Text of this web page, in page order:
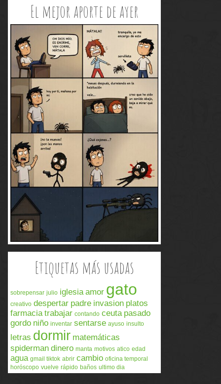
El mejor aporte de ayer
Etiquetas más usadas
sobrepensar julio iglesia amor gato
creativo despertar padre invasion platos
farmacia trabajar contando ceuta pasado
gordo niño inventar sentarse ayuso insulto
letras dormir matemáticas
spiderman dinero manta motivos atico edad
agua gmail tiktok abrir cambio oficina temporal
horóscopo vuelve rápido baños ultimo dia